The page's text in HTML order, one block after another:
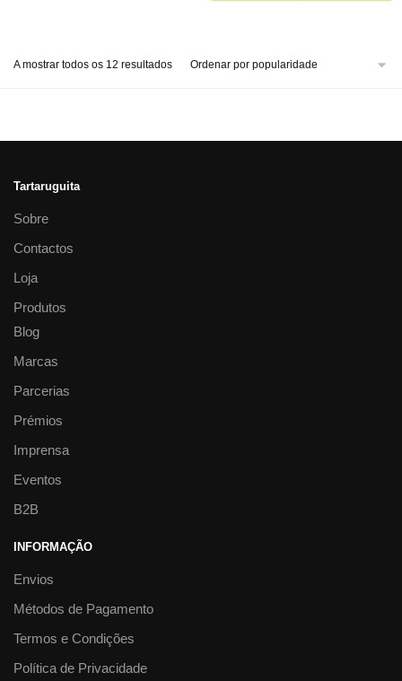
A mostrar todos os 12 resultados
Tartaruguita
Sobre
Contactos
Loja
Produtos
Blog
Marcas
Parcerias
Prémios
Imprensa
Eventos
B2B
INFORMAÇÃO
Envios
Métodos de Pagamento
Termos e Condições
Política de Privacidade